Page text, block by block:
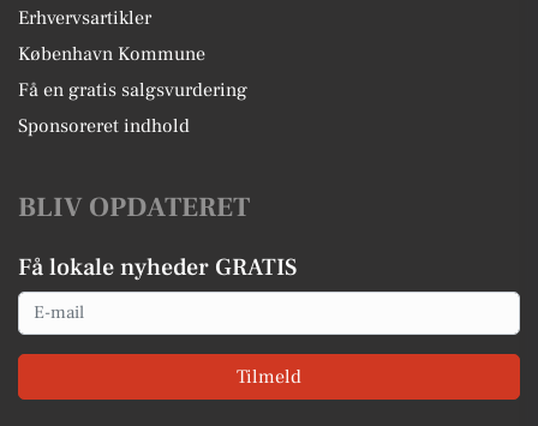
Erhvervsartikler
København Kommune
Få en gratis salgsvurdering
Sponsoreret indhold
BLIV OPDATERET
Få lokale nyheder GRATIS
Email
Tilmeld